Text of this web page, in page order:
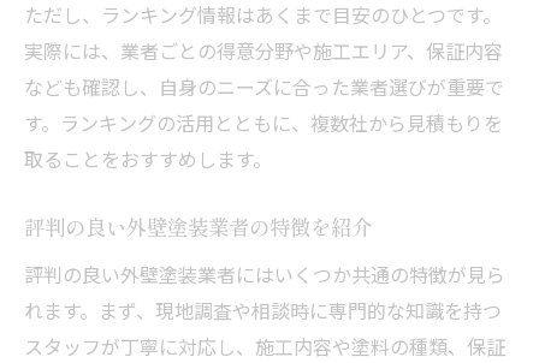
ただし、ランキング情報はあくまで目安のひとつです。
実際には、業者ごとの得意分野や施工エリア、保証内容
なども確認し、自身のニーズに合った業者選びが重要で
す。ランキングの活用とともに、複数社から見積もりを
取ることをおすすめします。
評判の良い外壁塗装業者の特徴を紹介
評判の良い外壁塗装業者にはいくつか共通の特徴が見ら
れます。まず、現地調査や相談時に専門的な知識を持つ
スタッフが丁寧に対応し、施工内容や塗料の種類、保証